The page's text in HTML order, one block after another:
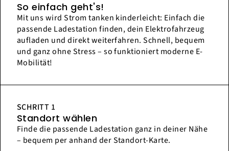
So einfach geht's!
Mit uns wird Strom tanken kinderleicht: Einfach die
passende Ladestation finden, dein Elektrofahrzeug
aufladen und direkt weiterfahren. Schnell, bequem
und ganz ohne Stress – so funktioniert moderne E-
Mobilität!
SCHRITT 1
Standort wählen
Finde die passende Ladestation ganz in deiner Nähe
– bequem per anhand der Standort-Karte.